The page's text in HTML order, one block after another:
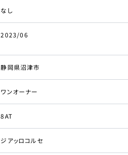
なし
2023/06
静岡県沼津市
ワンオーナー
8AT
ジアッロコルセ